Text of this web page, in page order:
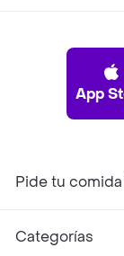
App
Pide tu
Categorías